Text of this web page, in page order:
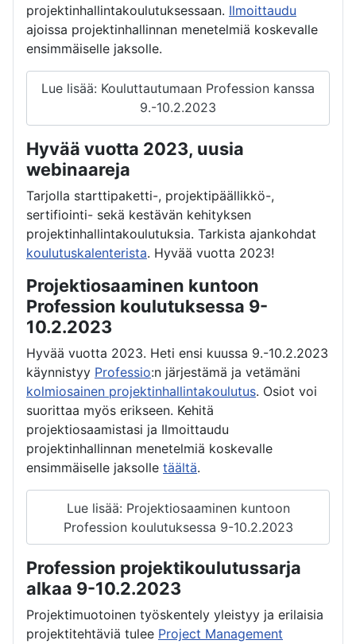
projektinhallintakoulutuksessaan. Ilmoittaudu
ajoissa projektinhallinnan menetelmiä koskevalle
ensimmäiselle jaksolle.
Lue lisää: Kouluttautumaan Profession kanssa
9.-10.2.2023
Hyvää vuotta 2023, uusia
webinaareja
Tarjolla starttipaketti-, projektipäällikkö-,
sertifiointi- sekä kestävän kehityksen
projektinhallintakoulutuksia. Tarkista ajankohdat
koulutuskalenterista. Hyvää vuotta 2023!
Projektiosaaminen kuntoon
Profession koulutuksessa 9-
10.2.2023
Hyvää vuotta 2023. Heti ensi kuussa 9.-10.2.2023
käynnistyy Professio:n järjestämä ja vetämäni
kolmiosainen projektinhallintakoulutus. Osiot voi
suorittaa myös erikseen. Kehitä
projektiosaamistasi ja Ilmoittaudu
projektinhallinnan menetelmiä koskevalle
ensimmäiselle jaksolle täältä.
Lue lisää: Projektiosaaminen kuntoon
Profession koulutuksessa 9-10.2.2023
Profession projektikoulutussarja
alkaa 9-10.2.2023
Projektimuotoinen työskentely yleistyy ja erilaisia
projektitehtäviä tulee Project Management